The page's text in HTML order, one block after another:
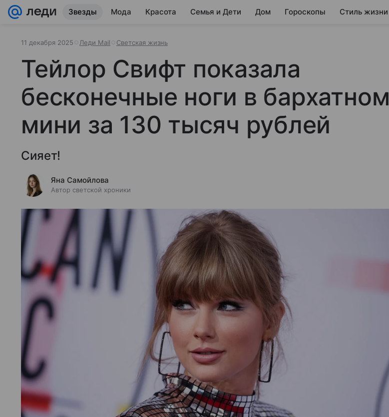
Звезды Мода Красота Семья и Дети Дом Гороскопы Стиль жизни
11 декабря 2025 Леди Mail Светская жизнь
Тейлор Свифт показала
бесконечные ноги в бархатном
мини за 130 тысяч рублей
Сияет!
Яна Самойлова
Автор светской хроники